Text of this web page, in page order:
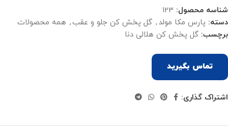
شناسه محصول: 123
دسته: پارس مکا مولد, گل پخش کن جلو و عقب, همه محصولات
برچسب: گل پخش کن هلالی دنا
تماس بگیرید
اشتراک گذاری: